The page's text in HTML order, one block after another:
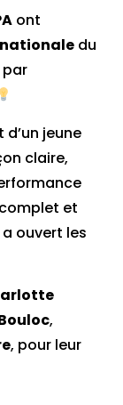
ont
du
par
jeune
claire,
et
ouvert les
,
, pour leur